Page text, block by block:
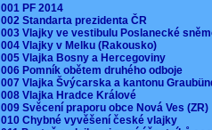
001 PF 2014
002 Standarta prezidenta ČR
003 Vlajky ve vestibulu Poslanecké
004 Vlajky v Melku (Rakousko)
005 Vlajka Bosny a Hercegoviny
006 Pomník obětem druhého odboje
007 Vlajka Švýcarska a kantonu
008 Vlajka Hradce Králové
009 Svěcení praporu obce Nová Ves
010 Chybné vyvěšení české vlajky